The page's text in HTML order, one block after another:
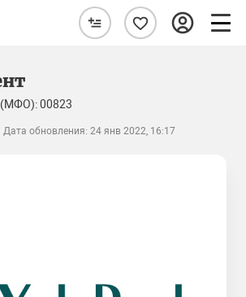
00823
Дата обновления: 24 янв 2022, 16:17